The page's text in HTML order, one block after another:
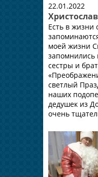
22.01.2022
Есть в жизни
моей жизни
сестры и
светлый
наших
дедушек из
очень